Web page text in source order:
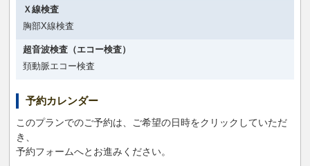
Ｘ線検査
胸部X線検査
超音波検査（エコー検査）
頚動脈エコー検査
予約カレンダー
このプランでのご予約は、ご希望の日時をクリックしていただ
き、
予約フォームへとお進みください。